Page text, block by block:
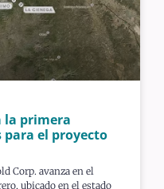
la primera
para el proyecto
Corp. avanza en el
ubicado en el estado